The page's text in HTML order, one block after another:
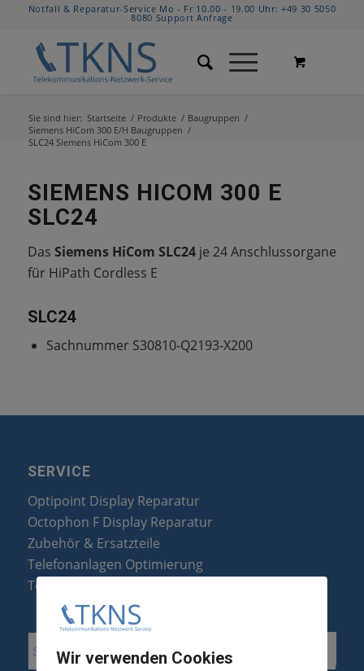
Notfall & Reparatur-Service Mo - Fr 10.00 - 19.00 Uhr:+49 30 5050
8080 Support Anfrage
Sie sind hier: Startseite / Produkte / Baugruppen /
Siemens HiCom 300 E/H Baugruppen /
SLC24 Siemens HiCom 300 E
SIEMENS HICOM 300 E
SLC24
Das Siemens HiCom SLC24je 24 Anschlussorgane
für HiPath Cordless E
SLC24
Sachnummer S30810-Q2193-X200
SERVICE
Optipoint Display Reparatur
Octophon F Display Reparatur
Zubehör & Ersatzteile
Telefonanlagen Optimierung
Telefonanlagen Erweiterung
Wir verwenden Cookies